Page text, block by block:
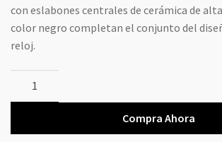
con eslabones centrales de cerámica de
color negro completan el conjunto del
reloj.
R30018742
Compra Ahora